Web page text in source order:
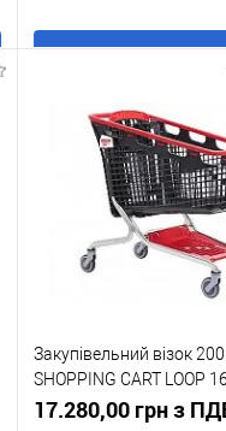
Купити в 1 клік
До
У обране
Закупівельний візок
SHOPPING CART LOOP
Червоний
17.280,00 грн з